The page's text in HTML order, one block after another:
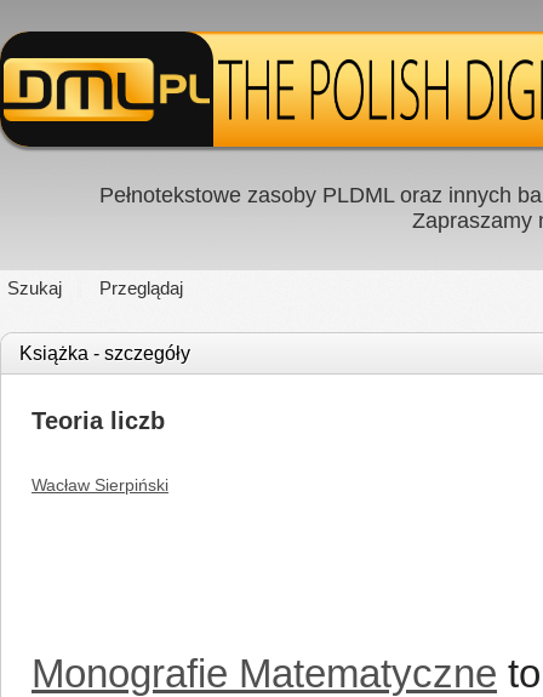
Pełnotekstowe zasoby PLDML oraz innych
Zapraszamy
Szukaj Przeglądaj
Książka - szczegóły
Teoria liczb
Wacław Sierpiński
Monografie Matematyczne